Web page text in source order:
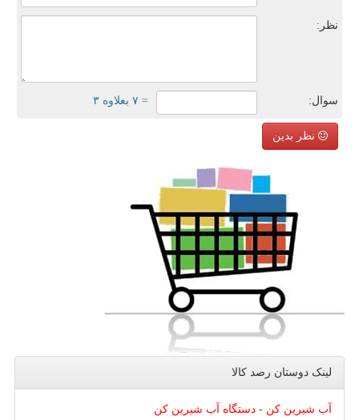
نظر:
سوال: = ۷ بعلاوه ۳
نظر بدین
لینک دوستان رصد كالا
آب شیرین کن - دستگاه آب شیرین کن